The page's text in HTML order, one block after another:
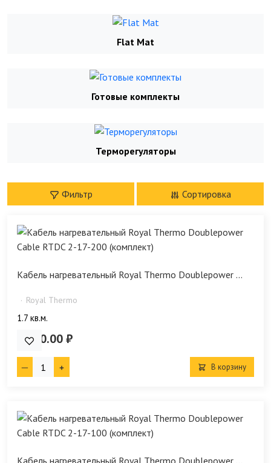
Flat Mat
Готовые комплекты
Терморегуляторы
Фильтр Сортировка
Кабель нагревательный Royal Thermo Doublepower ...
Royal Thermo
1.7 кв.м.
4 790.00 ₽
В корзину